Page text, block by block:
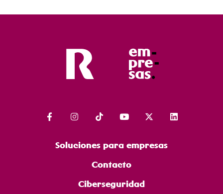
Soluciones para empresas
Contacto
Ciberseguridad